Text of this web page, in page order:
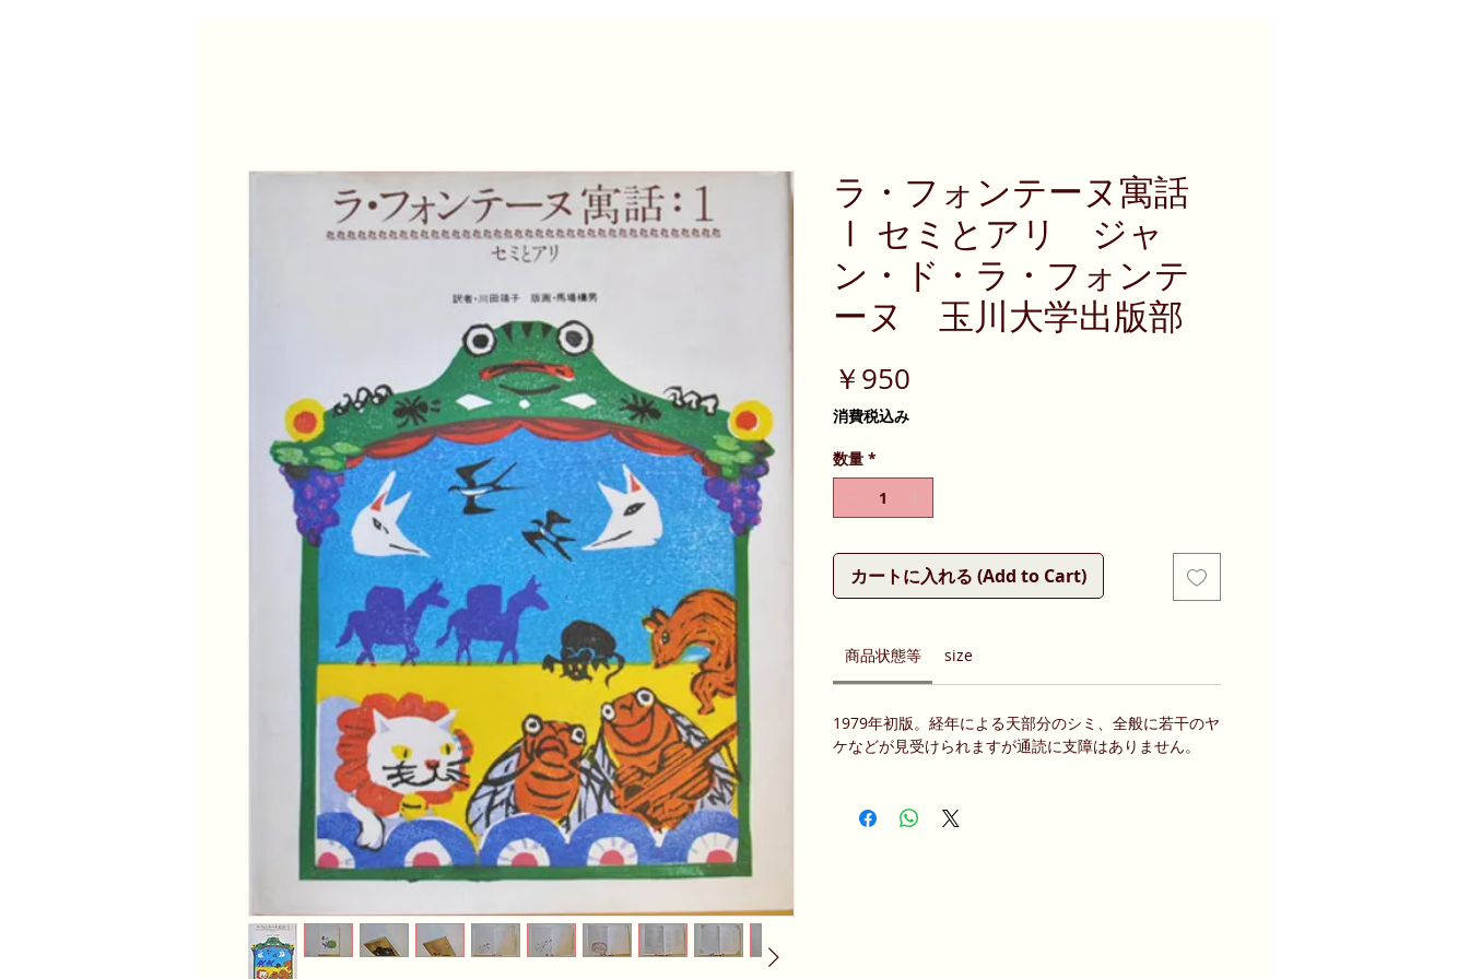
ラ・フォンテーヌ寓話
Ⅰ セミとアリ ジャ
ン・ド・ラ・フォンテ
ーヌ 玉川大学出版部
￥950
消費税込み
数量 *
カートに入れる (Add to Cart)
商品状態等 size
1979年初版。経年による天部分のシミ、全般に若干のヤ
ケなどが見受けられますが通読に支障はありません。